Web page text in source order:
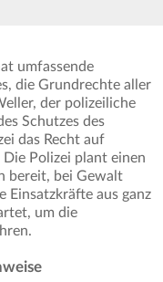
umfassende
die Grundrechte aller
der polizeiliche
Schutzes des
das Recht auf
Polizei plant einen
bereit, bei Gewalt
Einsatzkräfte aus ganz
um die